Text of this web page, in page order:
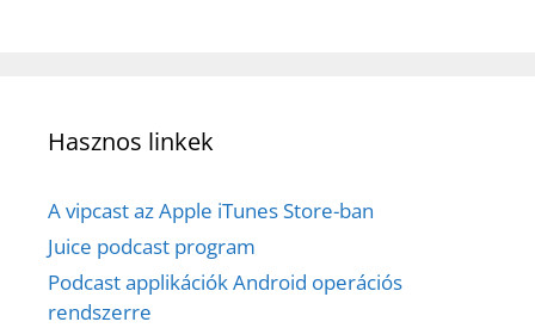
Hasznos linkek
A vipcast az Apple iTunes Store-ban
Juice podcast program
Podcast applikációk Android operációs
rendszerre